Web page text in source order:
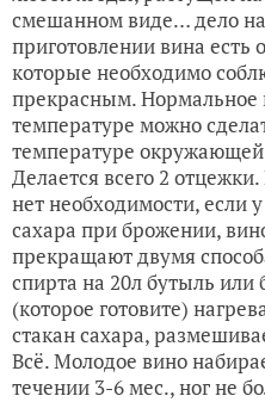
смешанном виде… дело
приготовлении вина
которые необходимо
прекрасным. Нормальное
температуре можно
температуре окружающей
Делается всего 2
нет необходимости, если
сахара при брожении,
прекращают двумя
спирта на 20л бутыль или
(которое готовите)
стакан сахара,
Всё. Молодое вино
течении 3-6 мес., ног не